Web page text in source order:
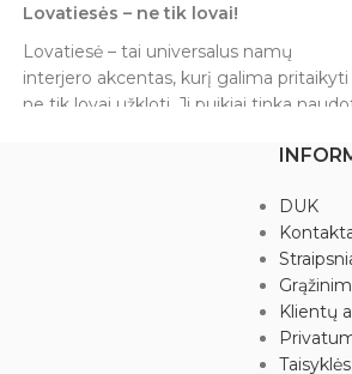
Lovatiesės – ne tik lovai!
Lovatiesė – tai universalus namų
interjero akcentas, kurį galima pritaikyti
ne tik lovai užkloti. Ji puikiai tinka
sienos dekoras arba net kaip stilingas
lovatiesę, lengvai atnaujinsite kambario
nuotaiką ir suteiksite jaukumo bet kuriai
Viengulė su Jogos medžio atvaizdu.
Dažyta batikiniu būdu, tad visos
lovatiesės yra skirtingos, tačiau spalvų
DUK
Klientų